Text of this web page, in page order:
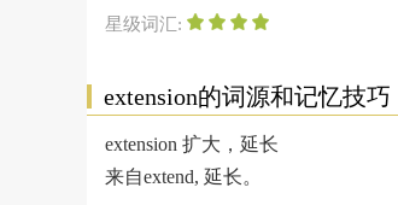
星级词汇:
extension的词源和记忆技巧
extension 扩大，延长
来自extend, 延长。